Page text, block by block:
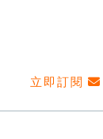
立即訂閱